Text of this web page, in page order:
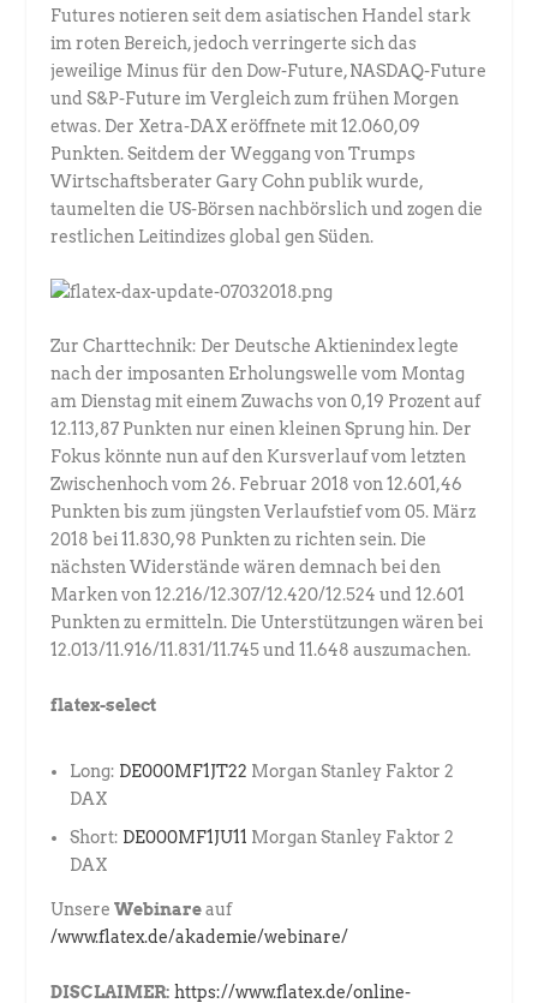
Futures notieren seit dem asiatischen Handel stark
im roten Bereich, jedoch verringerte sich das
jeweilige Minus für den Dow-Future, NASDAQ-Future
und S&P-Future im Vergleich zum frühen Morgen
etwas. Der Xetra-DAX eröffnete mit 12.060,09
Punkten. Seitdem der Weggang von Trumps
Wirtschaftsberater Gary Cohn publik wurde,
taumelten die US-Börsen nachbörslich und zogen die
restlichen Leitindizes global gen Süden.
Zur Charttechnik: Der Deutsche Aktienindex legte
nach der imposanten Erholungswelle vom Montag
am Dienstag mit einem Zuwachs von 0,19 Prozent auf
12.113,87 Punkten nur einen kleinen Sprung hin. Der
Fokus könnte nun auf den Kursverlauf vom letzten
Zwischenhoch vom 26. Februar 2018 von 12.601,46
Punkten bis zum jüngsten Verlaufstief vom 05. März
2018 bei 11.830,98 Punkten zu richten sein. Die
nächsten Widerstände wären demnach bei den
Marken von 12.216/12.307/12.420/12.524 und 12.601
Punkten zu ermitteln. Die Unterstützungen wären bei
12.013/11.916/11.831/11.745 und 11.648 auszumachen.
flatex-select
Long: DE000MF1JT22 Morgan Stanley Faktor 2
DAX
Short: DE000MF1JU11 Morgan Stanley Faktor 2
DAX
UnsereWebinareauf
/www.flatex.de/akademie/webinare/
DISCLAIMER: https://www.flatex.de/online-